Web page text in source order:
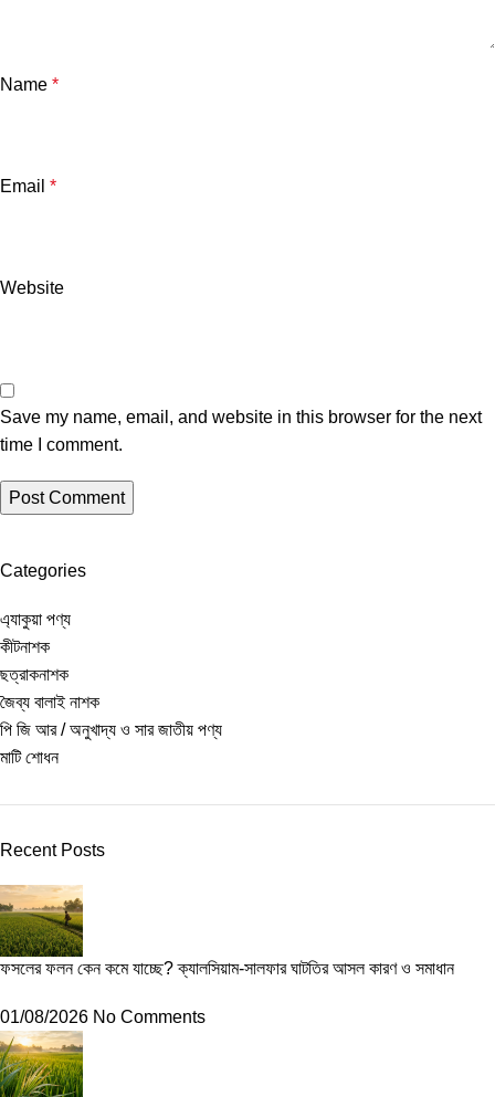
Name *
Email *
Website
Save my name, email, and website in this browser for the next
time I comment.
Categories
এ্যাকুয়া পণ্য
কীটনাশক
ছত্রাকনাশক
জৈব্য বালাই নাশক
পি জি আর / অনুখাদ্য ও সার জাতীয় পণ্য
মাটি শোধন
Recent Posts
ফসলের ফলন কেন কমে যাচ্ছে? ক্যালসিয়াম-সালফার ঘাটতির আসল কারণ ও সমাধান
01/08/2026 No Comments